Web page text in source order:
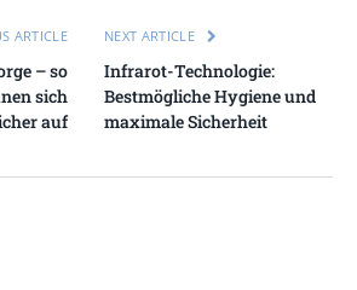
ARTICLE
– so
sich
auf
NEXT ARTICLE
Infrarot-Technologie:
Bestmögliche Hygiene und
maximale Sicherheit